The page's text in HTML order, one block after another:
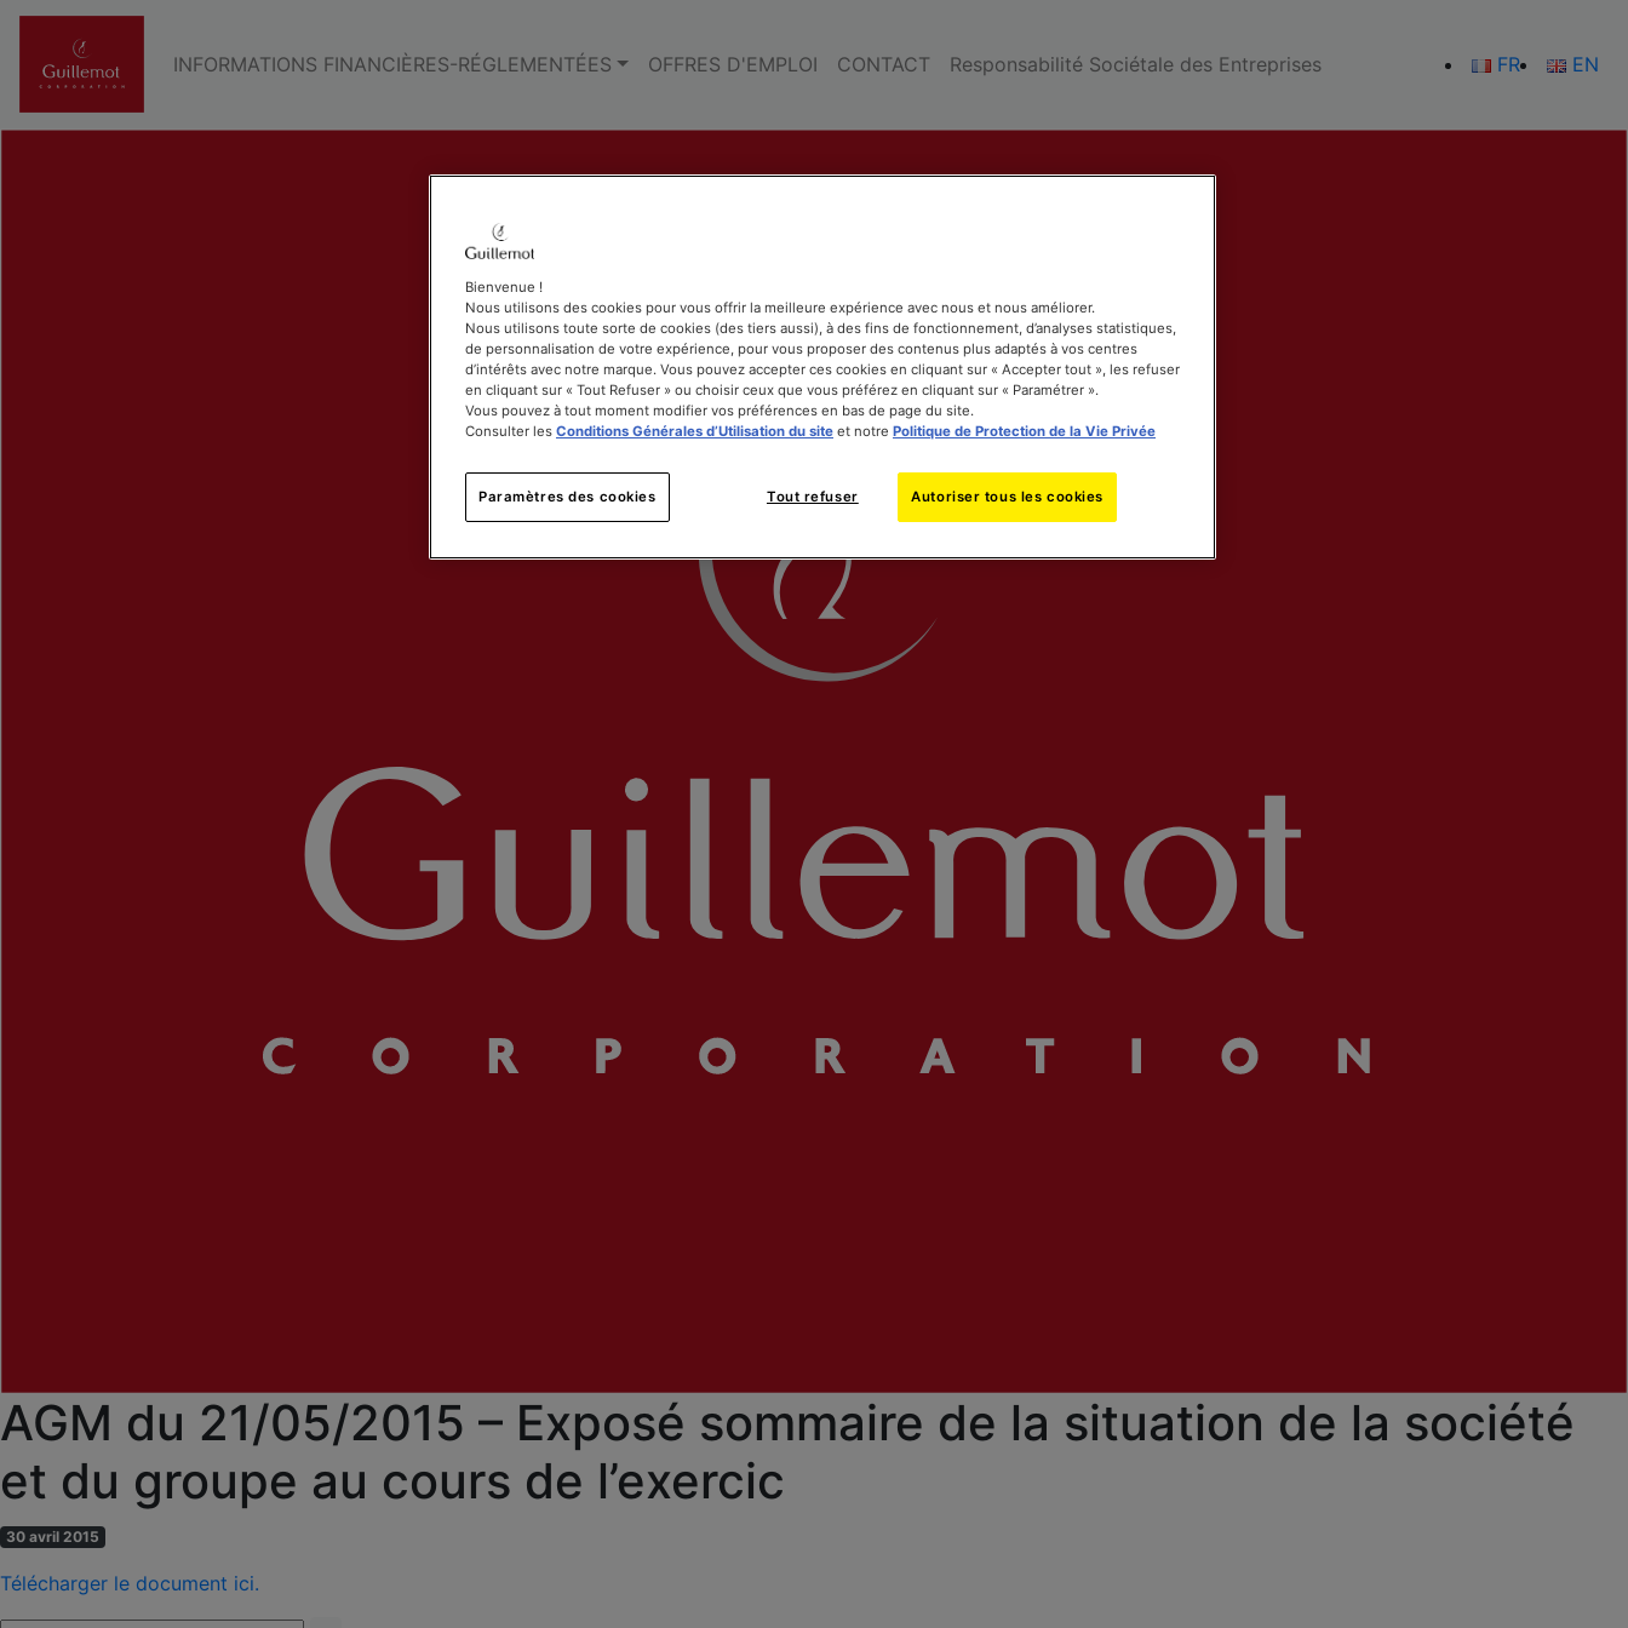
INFORMATIONS FINANCIÈRES-RÉGLEMENTÉES OFFRES D'EMPLOI CONTACT Responsabilité Sociétale des Entreprises FR EN
AGM du 21/05/2015 – Exposé sommaire de la situation de la société
et du groupe au cours de l’exercic
30 avril 2015
Télécharger le document ici.
Bienvenue !
Nous utilisons des cookies pour vous offrir la meilleure expérience avec nous et nous améliorer.
Nous utilisons toute sorte de cookies (des tiers aussi), à des fins de fonctionnement, d’analyses statistiques,
de personnalisation de votre expérience, pour vous proposer des contenus plus adaptés à vos centres
d’intérêts avec notre marque. Vous pouvez accepter ces cookies en cliquant sur « Accepter tout », les refuser
en cliquant sur « Tout Refuser » ou choisir ceux que vous préférez en cliquant sur « Paramétrer ».
Vous pouvez à tout moment modifier vos préférences en bas de page du site.
Consulter les Conditions Générales d’Utilisation du site et notre Politique de Protection de la Vie Privée
Tout refuser Autoriser tous les cookies
Paramètres des cookies